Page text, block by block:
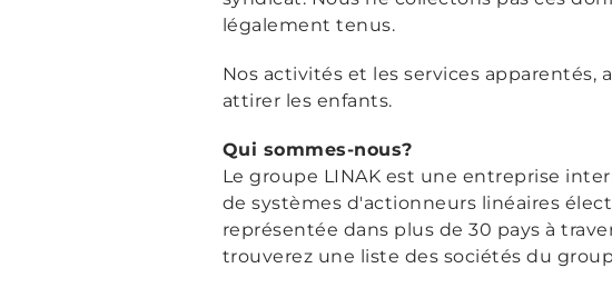
légalement tenus.
Nos activités et les services apparentés,
attirer les enfants.
Qui sommes-nous?
Le groupe LINAK est une entreprise
de systèmes d'actionneurs linéaires
représentée dans plus de 30 pays à
trouverez une liste des sociétés du